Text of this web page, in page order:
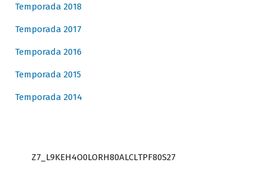
Temporada 2018
Temporada 2017
Temporada 2016
Temporada 2015
Temporada 2014
Z7_L9KEH4O0LORH80ALCLTPF80S27